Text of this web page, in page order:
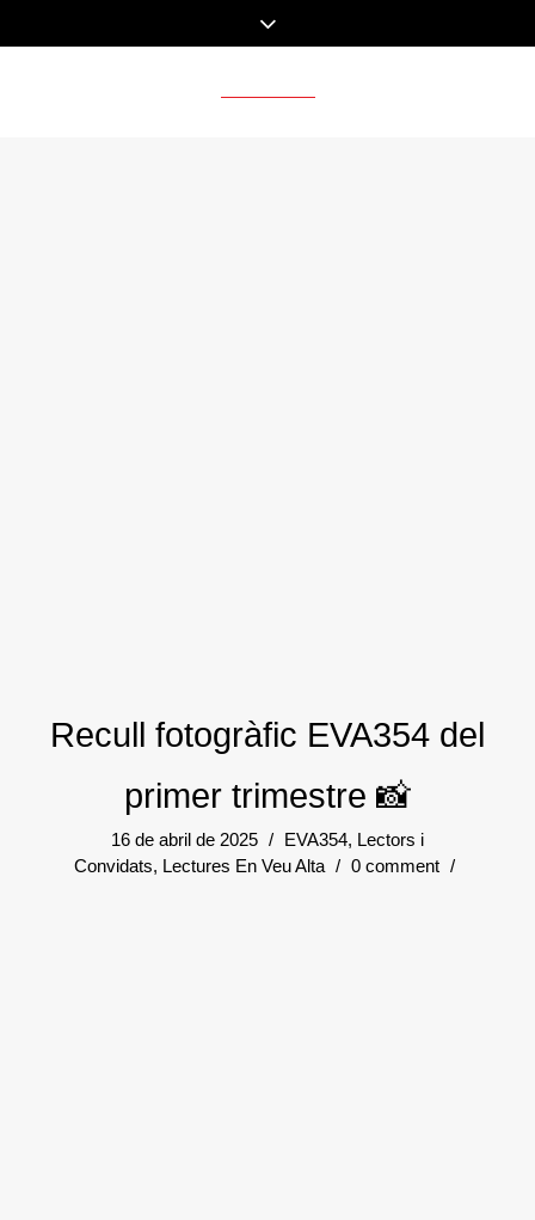
Recull fotogràfic EVA354 del
primer trimestre 📸
16 de abril de 2025 / EVA354, Lectors i
Convidats, Lectures En Veu Alta / 0 comment /